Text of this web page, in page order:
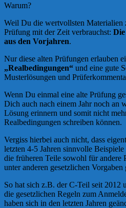
Warum?
Weil Du die wertvollsten Materialien
Prüfung mit der Zeit verbrauchst:
aus den Vorjahren.
Nur diese alten Prüfungen erlauben
„Realbedingungen“ und eine gute
Musterlösungen und
Wenn Du einmal eine alte Prüfung
Dich auch nach einem Jahr noch an
Lösung erinnern und somit nicht
Realbedingungen schreiben können.
Vergiss hierbei auch nicht, dass
letzten 4-5 Jahren sinnvolle
die früheren Teile sowohl für andere
unter anderen gesetzlichen
So hat sich z.B. der C-Teil seit 2012
die gesetzlichen Regeln zum
haben sich in den letzten Jahren